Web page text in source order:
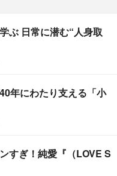
ぶ 日常に潜む“人身取
年にわたり支える「小
すぎ！純愛『（LOVE S